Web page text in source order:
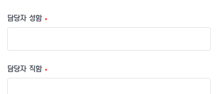
담당자 성함 *
담당자 직함 *